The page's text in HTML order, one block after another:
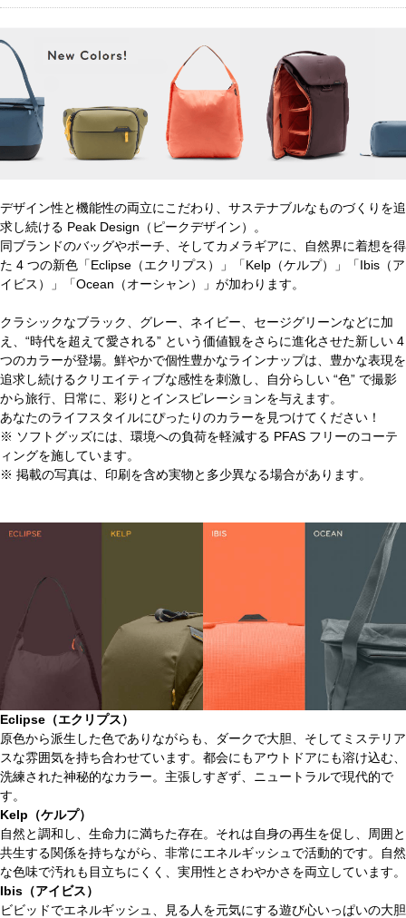
デザイン性と機能性の両立にこだわり、サステナブルなものづくりを追
求し続ける Peak Design（ピークデザイン）。
同ブランドのバッグやポーチ、そしてカメラギアに、自然界に着想を得
た 4 つの新色「Eclipse（エクリプス）」「Kelp（ケルプ）」「Ibis（ア
イビス）」「Ocean（オーシャン）」が加わります。
クラシックなブラック、グレー、ネイビー、セージグリーンなどに加
え、“時代を超えて愛される” という価値観をさらに進化させた新しい 4
つのカラーが登場。鮮やかで個性豊かなラインナップは、豊かな表現を
追求し続けるクリエイティブな感性を刺激し、自分らしい “色” で撮影
から旅行、日常に、彩りとインスピレーションを与えます。
あなたのライフスタイルにぴったりのカラーを見つけてください！
※ ソフトグッズには、環境への負荷を軽減する PFAS フリーのコーテ
ィングを施しています。
※ 掲載の写真は、印刷を含め実物と多少異なる場合があります。
Eclipse（エクリプス）
原色から派生した色でありながらも、ダークで大胆、そしてミステリア
スな雰囲気を持ち合わせています。都会にもアウトドアにも溶け込む、
洗練された神秘的なカラー。主張しすぎず、ニュートラルで現代的で
す。
Kelp（ケルプ）
自然と調和し、生命力に満ちた存在。それは自身の再生を促し、周囲と
共生する関係を持ちながら、非常にエネルギッシュで活動的です。自然
な色味で汚れも目立ちにくく、実用性とさわやかさを両立しています。
Ibis（アイビス）
ビビッドでエネルギッシュ、見る人を元気にする遊び心いっぱいの大胆